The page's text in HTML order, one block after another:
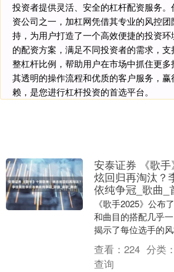
投资者提供灵活、安全的杠杆配资服务
资公司之一，加杠网凭借其专业的风控
持，为用户打造了一个高效便捷的投资
的配资方案，满足不同投资者的需求，
整杠杆比例，帮助用户在市场中抓住更
其透明的操作流程和优质的客户服务，
赖，是您进行杠杆投资的首选平台。
安泰证券 《歌
炫回归再淘汰？
依纯争冠_歌曲_
《歌手2025》公布
和曲目的搭配几乎
揭示了每位选手的
演唱原创歌曲《故
合....
查看： 224 分类：
查询